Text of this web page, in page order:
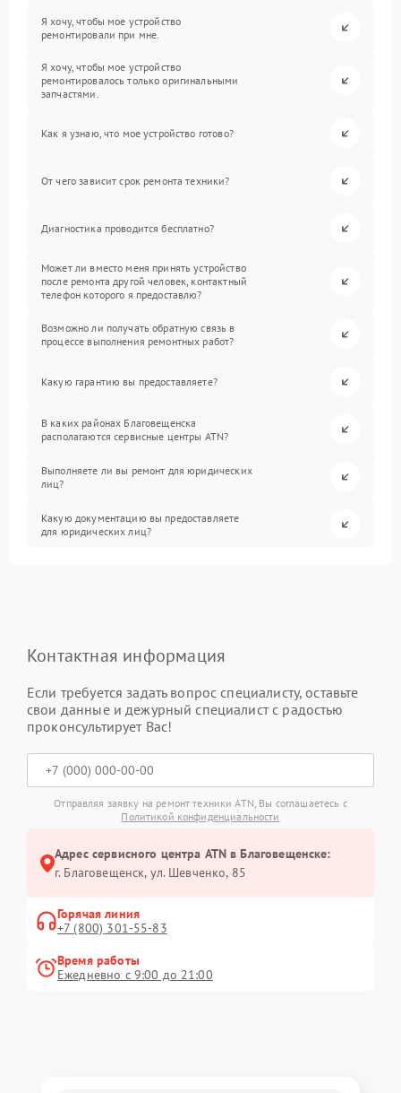
Я хочу, чтобы мое устройство
ремонтировали при мне.
Я хочу, чтобы мое устройство
ремонтировалось только оригинальными
запчастями.
Как я узнаю, что мое устройство готово?
От чего зависит срок ремонта техники?
Диагностика проводится бесплатно?
Может ли вместо меня принять устройство
после ремонта другой человек, контактный
телефон которого я предоставлю?
Возможно ли получать обратную связь в
процессе выполнения ремонтных работ?
Какую гарантию вы предоставляете?
В каких районах Благовещенска
располагаются сервисные центры ATN?
Выполняете ли вы ремонт для юридических
лиц?
Какую документацию вы предоставляете
для юридических лиц?
Контактная информация
Если требуется задать вопрос специалисту, оставьте
свои данные и дежурный специалист с радостью
проконсультирует Вас!
Отправляя заявку на ремонт техники ATN, Вы соглашаетесь с
Политикой конфиденциальности
Адрес сервисного центра ATN в Благовещенске:
г. Благовещенск, ул. Шевченко, 85
Горячая линия
+7 (800) 301-55-83
Время работы
Ежедневно с 9:00 до 21:00